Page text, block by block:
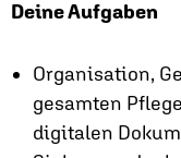
Deine Aufgaben
Organisation,
gesamten
digitalen